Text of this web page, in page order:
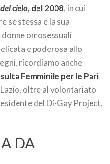
cielo, del 2008, in cui
se stessa e la sua
omosessuali
e poderosa allo
ricordiamo anche
Femminile per le Pari
oltre al volontariato
del Di-Gay Project,
DA